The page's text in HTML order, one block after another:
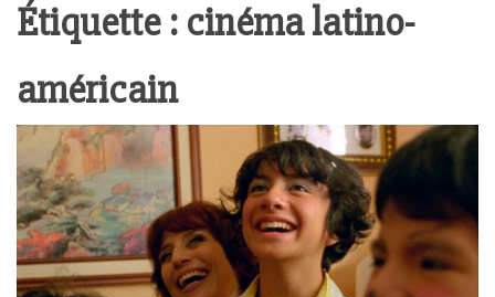
Étiquette : cinéma latino-
américain